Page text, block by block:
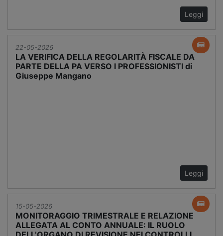
Leggi
22-05-2026
LA VERIFICA DELLA REGOLARITÀ FISCALE DA
PARTE DELLA PA VERSO I PROFESSIONISTI di
Giuseppe Mangano
Leggi
15-05-2026
MONITORAGGIO TRIMESTRALE E RELAZIONE
ALLEGATA AL CONTO ANNUALE: IL RUOLO